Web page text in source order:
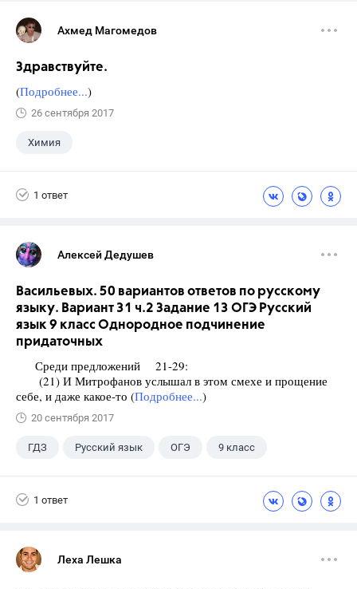
Ахмед Магомедов
Здравствуйте.
(Подробнее...)
26 сентября 2017
Химия
1 ответ
Алексей Дедушев
Васильевых. 50 вариантов ответов по русскому
языку. Вариант 31 ч.2 Задание 13 ОГЭ Русский
язык 9 класс Однородное подчинение
придаточных
Среди предложений 21-29:
(21) И Митрофанов услышал в этом смехе и прощение
себе, и даже какое-то (Подробнее...)
20 сентября 2017
ГДЗ Русский язык ОГЭ 9 класс
1 ответ
Леха Лешка